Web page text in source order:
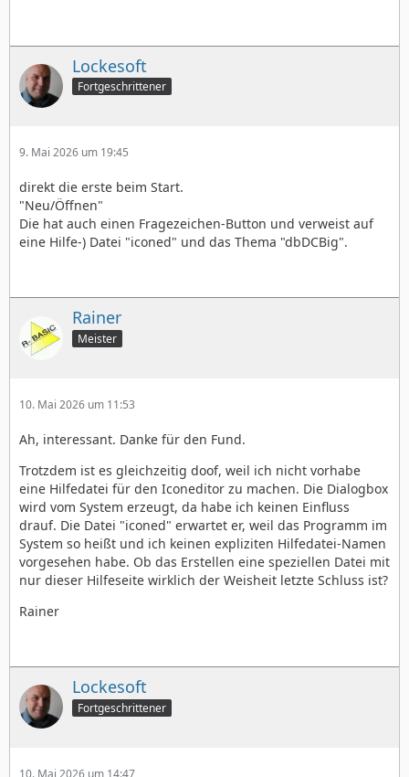
Lockesoft
Fortgeschrittener
9. Mai 2026 um 19:45
direkt die erste beim Start.
"Neu/Öffnen"
Die hat auch einen Fragezeichen-Button und verweist auf
eine Hilfe-) Datei "iconed" und das Thema "dbDCBig".
Rainer
Meister
10. Mai 2026 um 11:53
Ah, interessant. Danke für den Fund.
Trotzdem ist es gleichzeitig doof, weil ich nicht vorhabe
eine Hilfedatei für den Iconeditor zu machen. Die Dialogbox
wird vom System erzeugt, da habe ich keinen Einfluss
drauf. Die Datei "iconed" erwartet er, weil das Programm im
System so heißt und ich keinen expliziten Hilfedatei-Namen
vorgesehen habe. Ob das Erstellen eine speziellen Datei mit
nur dieser Hilfeseite wirklich der Weisheit letzte Schluss ist?
Rainer
Lockesoft
Fortgeschrittener
10. Mai 2026 um 14:47